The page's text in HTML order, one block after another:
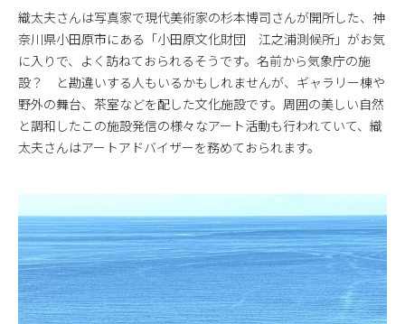
織太夫さんは写真家で現代美術家の杉本博司さんが開所した、神
奈川県小田原市にある「小田原文化財団 江之浦測候所」がお気
に入りで、よく訪ねておられるそうです。名前から気象庁の施
設？ と勘違いする人もいるかもしれませんが、ギャラリー棟や
野外の舞台、茶室などを配した文化施設です。周囲の美しい自然
と調和したこの施設発信の様々なアート活動も行われていて、織
太夫さんはアートアドバイザーを務めておられます。